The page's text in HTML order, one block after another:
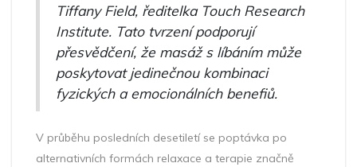
Tiffany Field, ředitelka Touch Research
Institute. Tato tvrzení podporují
přesvědčení, že masáž s líbáním může
poskytovat jedinečnou kombinaci
fyzických a emocionálních benefiů.
V průběhu posledních desetiletí se poptávka po
alternativních formách relaxace a terapie značně